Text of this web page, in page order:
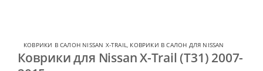
КОВРИКИ В САЛОН NISSAN X-TRAIL, КОВРИКИ В САЛОН ДЛЯ NISSAN
Коврики для Nissan X-Trail (T31) 2007-